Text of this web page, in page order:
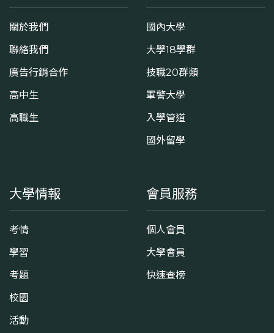
關於我們
聯絡我們
廣告行銷合作
高中生
高職生
國內大學
大學18學群
技職20群類
軍警大學
入學管道
國外留學
大學情報
考情
學習
考題
校園
活動
會員服務
個人會員
大學會員
快速查榜